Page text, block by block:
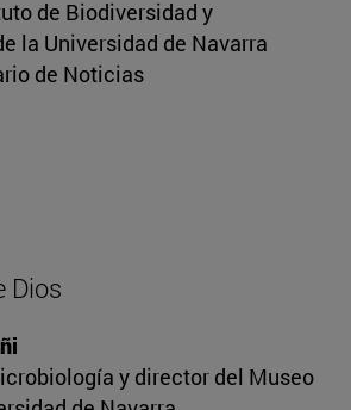
de Biodiversidad y
la Universidad de Navarra
de Noticias
Dios
y director del Museo